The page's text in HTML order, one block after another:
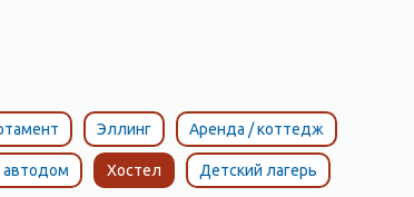
Эллинг Аренда / коттедж
Хостел Детский лагерь